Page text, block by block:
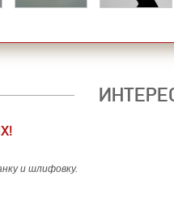
и шлифовку.